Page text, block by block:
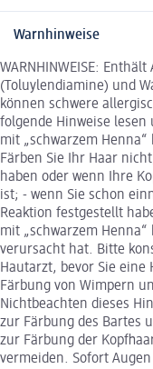
Warnhinweise
WARNHINWEISE:
(Toluylendiamine) und
können schwere
folgende Hinweise lesen
mit „schwarzem
Färben Sie Ihr Haar
haben oder wenn Ihre
ist; - wenn Sie schon
Reaktion festgestellt
mit „schwarzem
verursacht hat. Bitte
Hautarzt, bevor Sie
Färbung von Wimpern
Nichtbeachten dieses
zur Färbung des Bartes
zur Färbung der
vermeiden. Sofort